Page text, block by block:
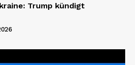
Trump kündigt